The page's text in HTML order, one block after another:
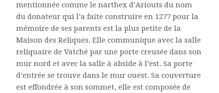
mentionnée comme le narthex d’Ariouts du nom
du donateur qui l’a faite construire en 1277 pour la
mémoire de ses parents est la plus petite de la
Maison des Reliques. Elle communique avec la salle
reliquaire de Vatché par une porte creusée dans son
mur nord et avec la salle à abside à l’est. Sa porte
d’entrée se trouve dans le mur ouest. Sa couverture
est effondrée à son sommet, elle est composée de